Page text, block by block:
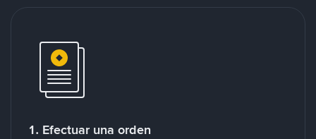
1. Efectuar una orden